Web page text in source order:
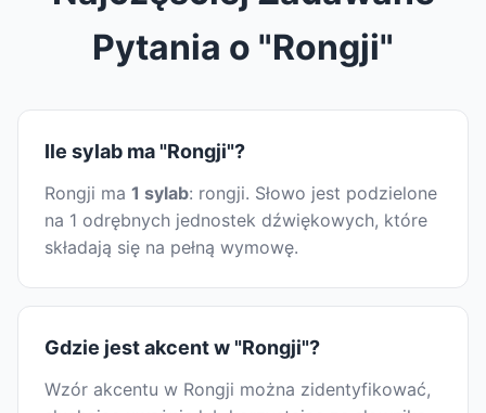
Pytania o "Rongji"
Ile sylab ma "Rongji"?
Rongji ma 1 sylab: rongji. Słowo jest podzielone
na 1 odrębnych jednostek dźwiękowych, które
składają się na pełną wymowę.
Gdzie jest akcent w "Rongji"?
Wzór akcentu w Rongji można zidentyfikować,